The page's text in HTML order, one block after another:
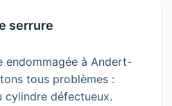
serrure
endommagée à Andert-
tous problèmes :
cylindre défectueux.